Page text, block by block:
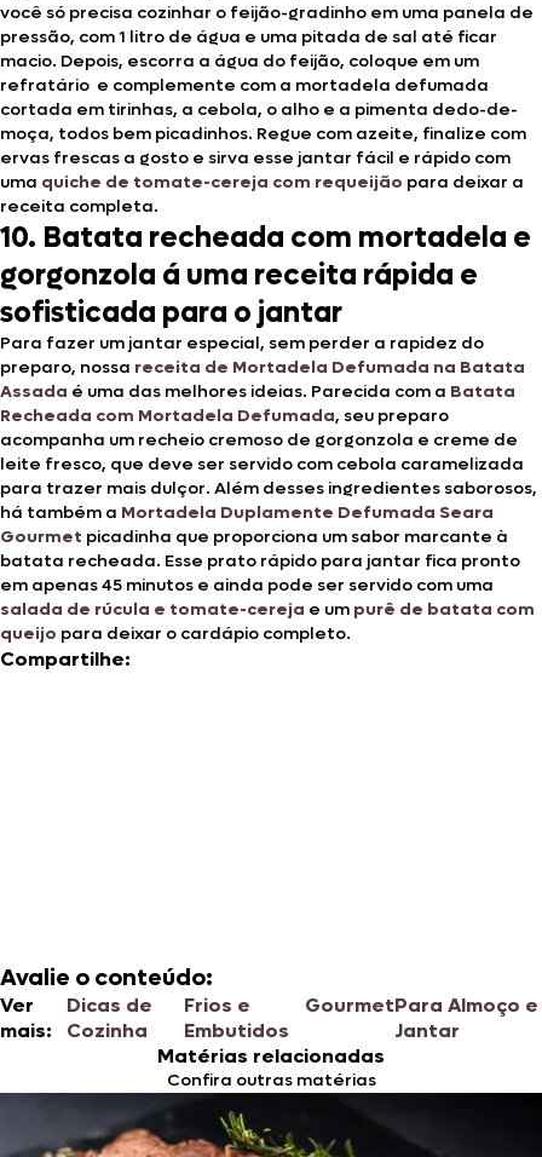
você só precisa cozinhar o feijão-gradinho em uma panela de
pressão, com 1 litro de água e uma pitada de sal até ficar
macio. Depois, escorra a água do feijão, coloque em um
refratário e complemente com a mortadela defumada
cortada em tirinhas, a cebola, o alho e a pimenta dedo-de-
moça, todos bem picadinhos. Regue com azeite, finalize com
ervas frescas a gosto e sirva esse jantar fácil e rápido com
uma quiche de tomate-cereja com requeijão para deixar a
receita completa.
10. Batata recheada com mortadela e
gorgonzola á uma receita rápida e
sofisticada para o jantar
Para fazer um jantar especial, sem perder a rapidez do
preparo, nossa receita de Mortadela Defumada na Batata
Assada é uma das melhores ideias. Parecida com a Batata
Recheada com Mortadela Defumada, seu preparo
acompanha um recheio cremoso de gorgonzola e creme de
leite fresco, que deve ser servido com cebola caramelizada
para trazer mais dulçor. Além desses ingredientes saborosos,
há também a Mortadela Duplamente Defumada Seara
Gourmet picadinha que proporciona um sabor marcante à
batata recheada. Esse prato rápido para jantar fica pronto
em apenas 45 minutos e ainda pode ser servido com uma
salada de rúcula e tomate-cereja e um purê de batata com
queijo para deixar o cardápio completo.
Compartilhe:
Avalie o conteúdo:
Ver
mais:
Dicas de
Cozinha
Frios e
Embutidos
GourmetPara Almoço e
Jantar
Matérias relacionadas
Confira outras matérias